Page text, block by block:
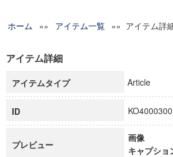
グローバルリサーチインスティテュ
科学研究費補助金研究成果報告書
慶應義塾大学グローバルCOEプロ
慶應義塾大学グローバルCOEプロ
博士課程教育リーディングプログ
学術雑誌掲載論文等(8)
ホーム »» アイテム一覧 »» アイテム詳
アイテム詳細
アイテムタイプ Article
ID
プレビュー
画像
キャプショ